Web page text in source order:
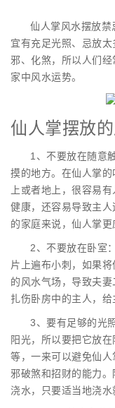
仙人掌风水摆放禁
宜有充足光照、忌放
邪、化煞，所以人们
家中风水运势。
仙人掌摆放
1、不要放在随意
摸的地方。在仙人掌
上或者地上，很容易
健康，还容易导致主
的家庭来说，仙人掌更
2、不要放在卧室
片上遍布小刺，如果
的风水气场，导致夫
扎伤卧房中的主人，给
3、要有足够的光
阳光，所以要把它放
等，一来可以避免仙
邪破煞和招财的能力
浇水，只要适当地浇水